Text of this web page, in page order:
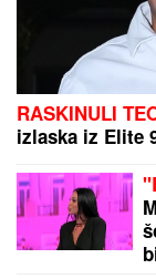
RASKINULI
izlaska iz Elite